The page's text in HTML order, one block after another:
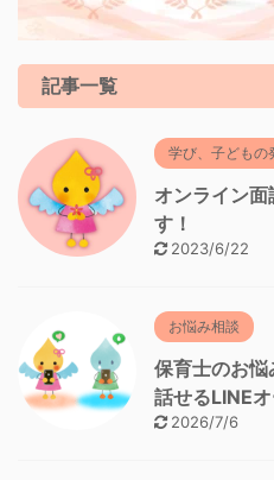
記事一覧
学び、子どもの
オンライン
す！
2023/6/22
お悩み相談
保育士のお
話せるLINE
2026/7/6